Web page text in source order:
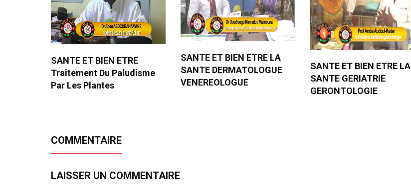
SANTE ET BIEN ETRE
Traitement Du Paludisme
Par Les Plantes
SANTE ET BIEN ETRE LA
SANTE DERMATOLOGUE
VENEREOLOGUE
SANTE ET BIEN ETRE LA
SANTE GERIATRIE
GERONTOLOGIE
COMMENTAIRE
LAISSER UN COMMENTAIRE